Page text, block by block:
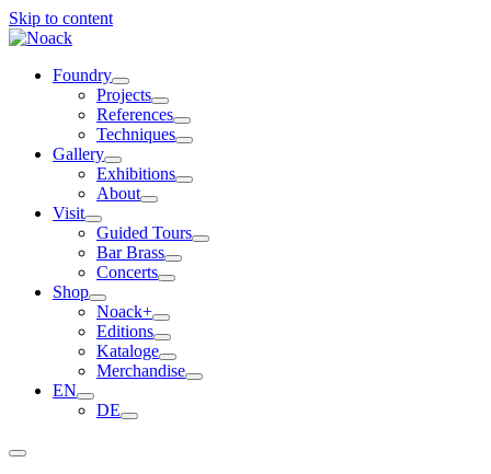
Skip to content
Foundry
Projects
References
Techniques
Gallery
Exhibitions
About
Visit
Guided Tours
Bar Brass
Concerts
Shop
Noack+
Editions
Kataloge
Merchandise
EN
DE